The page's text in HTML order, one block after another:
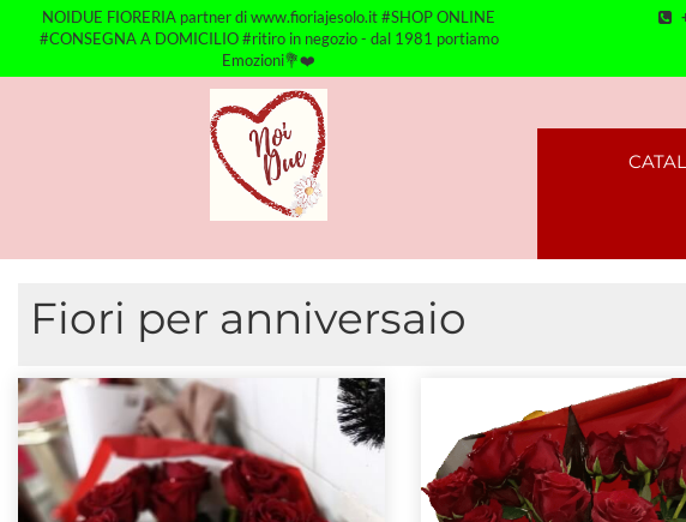
NOIDUE FIORERIA partner di www.fioriajesolo.it #SHOP ONLINE
#CONSEGNA A DOMICILIO #ritiro in negozio - dal 1981 portiamo
Emozioni💐❤️
Fiori per anniversaio